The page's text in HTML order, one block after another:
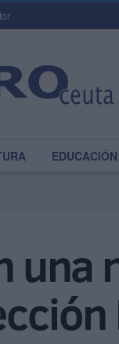
EDUCACIÓN
una